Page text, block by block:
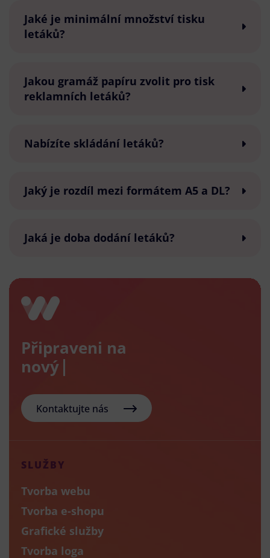
Jaké je minimální množství tisku
letáků?
Jakou gramáž papíru zvolit pro tisk
reklamních letáků?
Nabízíte skládání letáků?
Jaký je rozdíl mezi formátem A5 a DL?
Jaká je doba dodání letáků?
Připraveni na
nový e-sho
Kontaktujte nás
SLUŽBY
Tvorba webu
Tvorba e-shopu
Grafické služby
Tvorba loga